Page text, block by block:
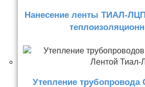
Нанесение ленты ТИАЛ-
Утепление